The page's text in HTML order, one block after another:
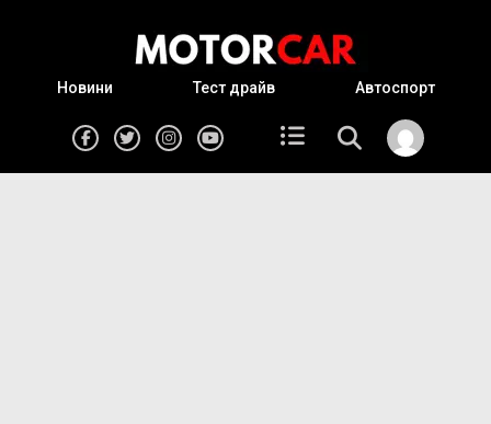
Новини Тест драйв Автоспорт